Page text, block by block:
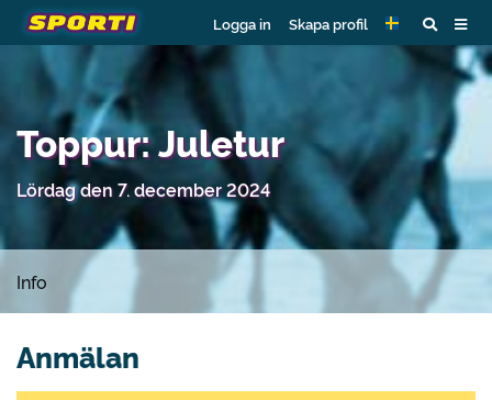
Logga in Skapa profil
Toppur: Juletur
Lördag den 7. december 2024
Info
Anmälan